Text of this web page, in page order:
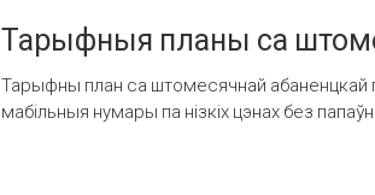
Тарыфныя планы са
Тарыфны план са штомесячнай абаненцкай
мабільныя нумары па нізкіх цэнах без